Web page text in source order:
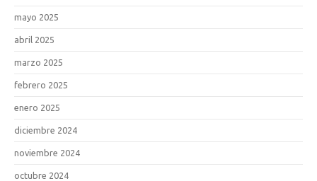
mayo 2025
abril 2025
marzo 2025
febrero 2025
enero 2025
diciembre 2024
noviembre 2024
octubre 2024